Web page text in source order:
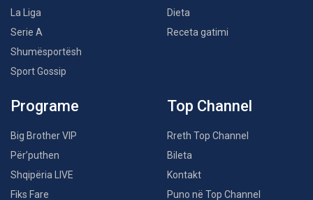
La Liga
Serie A
Shumësportësh
Sport Gossip
Dieta
Receta gatimi
Programe
Big Brother VIP
Për’puthen
Shqipëria LIVE
Fiks Fare
Top Channel
Rreth Top Channel
Bileta
Kontakt
Puno në Top Channel